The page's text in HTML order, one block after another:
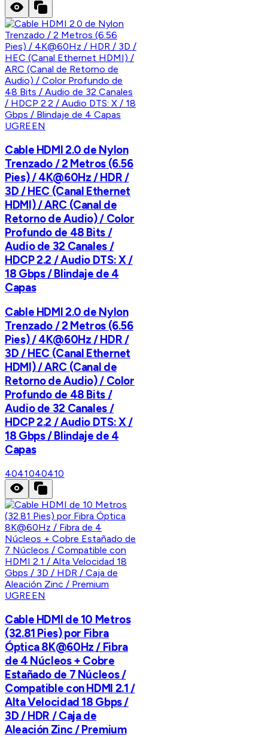
UGREEN
Cable HDMI 2.0 de Nylon
Trenzado / 2 Metros (6.56
Pies) / 4K@60Hz / HDR /
3D / HEC (Canal Ethernet
HDMI) / ARC (Canal de
Retorno de Audio) / Color
Profundo de 48 Bits /
Audio de 32 Canales /
HDCP 2.2 / Audio DTS: X /
18 Gbps / Blindaje de 4
Capas
Cable HDMI 2.0 de Nylon
Trenzado / 2 Metros (6.56
Pies) / 4K@60Hz / HDR /
3D / HEC (Canal Ethernet
HDMI) / ARC (Canal de
Retorno de Audio) / Color
Profundo de 48 Bits /
Audio de 32 Canales /
HDCP 2.2 / Audio DTS: X /
18 Gbps / Blindaje de 4
Capas
4041040410
UGREEN
Cable HDMI de 10 Metros
(32.81 Pies) por Fibra
Óptica 8K@60Hz / Fibra
de 4 Núcleos + Cobre
Estañado de 7 Núcleos /
Compatible con HDMI 2.1 /
Alta Velocidad 18 Gbps /
3D / HDR / Caja de
Aleación Zinc / Premium